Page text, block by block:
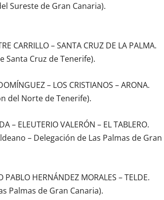
Sureste de Gran Canaria).
CARRILLO – SANTA CRUZ DE LA PALMA.
Santa Cruz de Tenerife).
– LOS CRISTIANOS – ARONA.
del Norte de Tenerife).
– ELEUTERIO VALERÓN – EL TABLERO.
– Delegación de Las Palmas de Gran
PABLO HERNÁNDEZ MORALES – TELDE.
Palmas de Gran Canaria).